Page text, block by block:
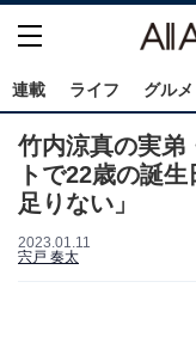
連載 ライフ グルメ
竹内涼真の実弟
トで22歳の誕
足りない」
2023.01.11
宍戸 奏太